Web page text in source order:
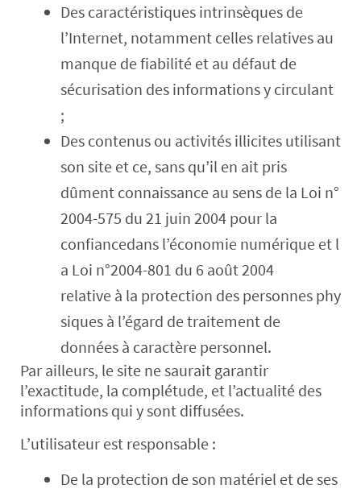
Des caractéristiques intrinsèques de
l’Internet, notamment celles relatives au
manque de fiabilité et au défaut de
sécurisation des informations y circulant
;
Des contenus ou activités illicites utilisant
son site et ce, sans qu’il en ait pris
dûment connaissance au sens de la Loi n°
2004-575 du 21 juin 2004 pour la
confiancedans l’économie numérique et l
a Loi n°2004-801 du 6 août 2004
relative à la protection des personnes phy
siques à l’égard de traitement de
données à caractère personnel.
Par ailleurs, le site ne saurait garantir
l’exactitude, la complétude, et l’actualité des
informations qui y sont diffusées.
L’utilisateur est responsable :
De la protection de son matériel et de ses